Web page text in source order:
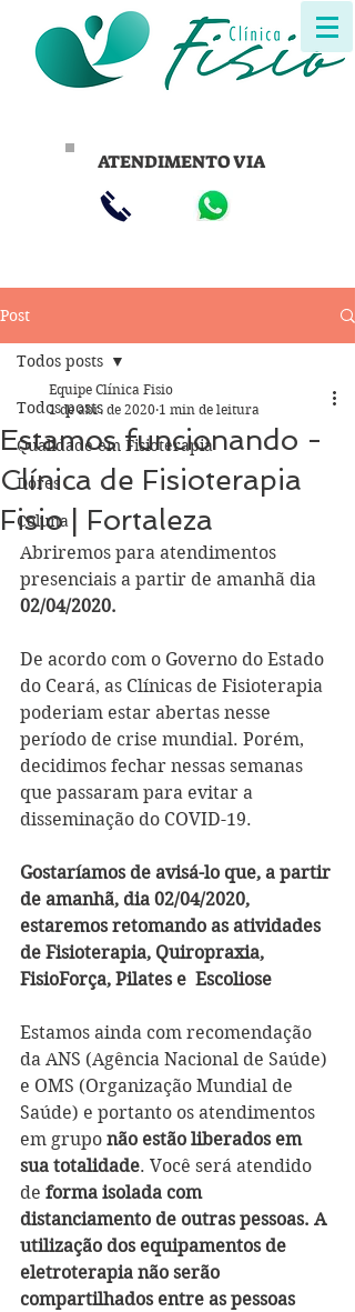
ATENDIMENTO VIA
Post
Todos posts
Qualidade em Fisioterapia
Dores
Coluna
Todos posts
Estamos funcionando -
Clínica de Fisioterapia
Fisio | Fortaleza
Equipe Clínica Fisio
1 de abr. de 2020 1 min de leitura
Abriremos para atendimentos
presenciais a partir de amanhã dia
02/04/2020.
De acordo com o Governo do Estado
do Ceará, as Clínicas de Fisioterapia
poderiam estar abertas nesse
período de crise mundial. Porém,
decidimos fechar nessas semanas
que passaram para evitar a
disseminação do COVID-19.
Gostaríamos de avisá-lo que, a partir
de amanhã, dia 02/04/2020,
estaremos retomando as atividades
de Fisioterapia, Quiropraxia,
FisioForça, Pilates e  Escoliose
Estamos ainda com recomendação
da ANS (Agência Nacional de Saúde)
e OMS (Organização Mundial de
Saúde) e portanto os atendimentos
em grupo não estão liberados em
sua totalidade. Você será atendido
de forma isolada com
distanciamento de outras pessoas. A
utilização dos equipamentos de
eletroterapia não serão
compartilhados entre as pessoas